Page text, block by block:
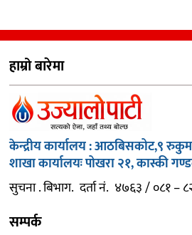
हाम्रो बारेमा
केन्द्रीय कार्यालय : आठबिसकोट,९ रुकुम
शाखा कार्यालयः पोखरा २१, कास्की
सुचना . बिभाग. दर्ता नं. ४७६३ / ०८१ –
सम्पर्क